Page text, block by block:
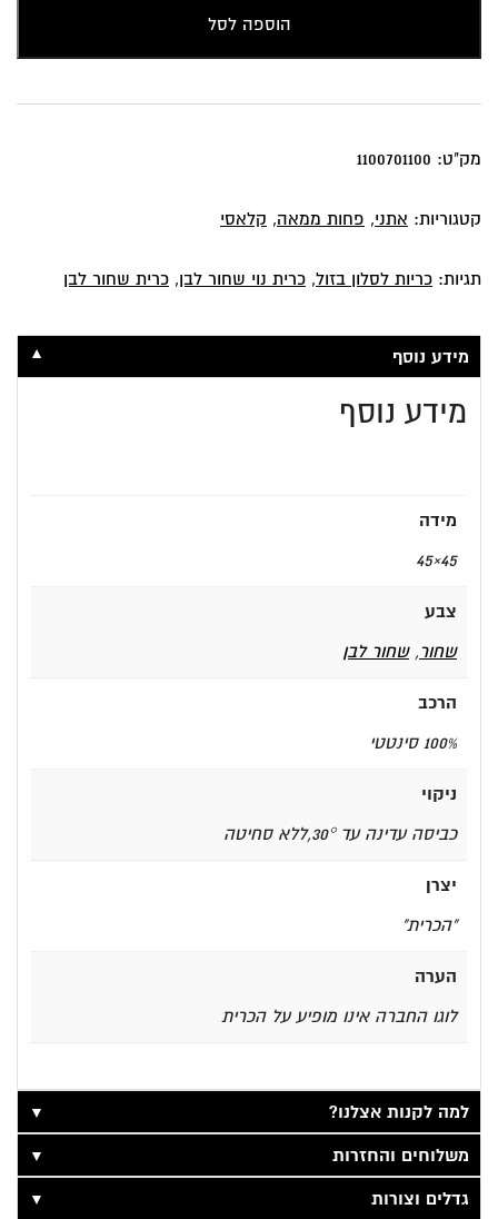
נוי
עיגולים
הוספה לסל
מק"ט: 1100701100
קטגוריות: אתני, פחות ממאה, קלאסי
תגיות: כריות לסלון בזול, כרית נוי שחור לבן, כרית שחור לבן
מידע נוסף ▼
מידע נוסף
מידה
45×45
צבע
שחור ,שחור לבן
הרכב
100% סינטטי
ניקוי
כביסה עדינה עד 30°,ללא סחיטה
יצרן
"הכרית"
הערה
לוגו החברה אינו מופיע על הכרית
למה לקנות אצלנו?
▼
משלוחים והחזרות
▼
גדלים וצורות
▼